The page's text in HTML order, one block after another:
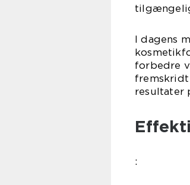
I dagens
forbedre
resultater
: